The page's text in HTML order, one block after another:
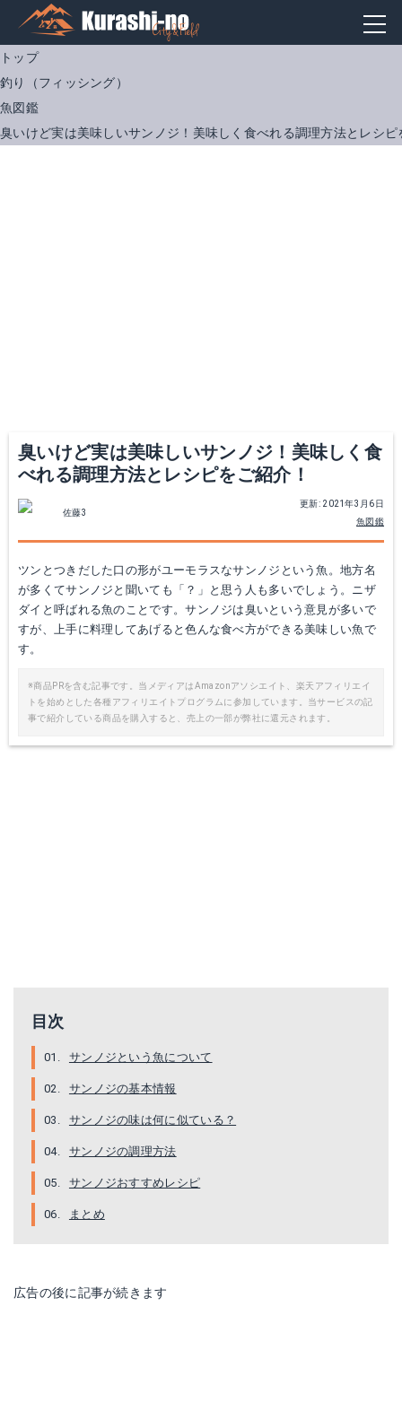
トップ
釣り（フィッシング）
魚図鑑
臭いけど実は美味しいサンノジ！美味しく食べれる調理方法とレシピ
臭いけど実は美味しいサンノジ！美味しく食
べれる調理方法とレシピをご紹介！
更新: 2021年3月6日
魚図鑑
佐藤3
ツンとつきだした口の形がユーモラスなサンノジという魚。地方名
が多くてサンノジと聞いても「？」と思う人も多いでしょう。ニザ
ダイと呼ばれる魚のことです。サンノジは臭いという意見が多いで
すが、上手に料理してあげると色んな食べ方ができる美味しい魚で
す。
※商品PRを含む記事です。当メディアはAmazonアソシエイト、楽天アフィリエイ
トを始めとした各種アフィリエイトプログラムに参加しています。当サービスの記
事で紹介している商品を購入すると、売上の一部が弊社に還元されます。
目次
サンノジという魚について
サンノジの基本情報
サンノジの味は何に似ている？
サンノジの調理方法
サンノジおすすめレシピ
まとめ
広告の後に記事が続きます